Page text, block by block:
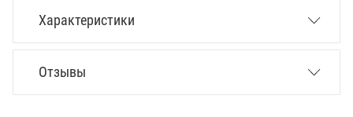
Характеристики
Отзывы